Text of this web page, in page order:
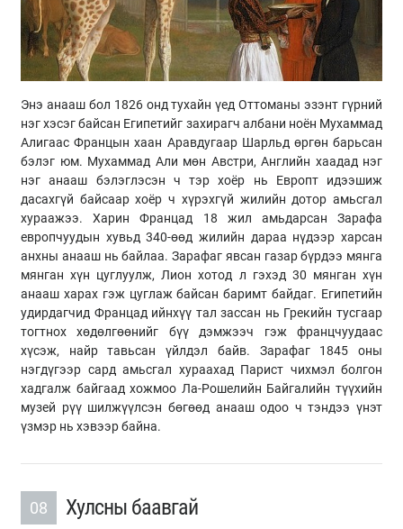
Энэ анааш бол 1826 онд тухайн үед Оттоманы эзэнт гүрний
нэг хэсэг байсан Египетийг захирагч албани ноён Мухаммад
Алигаас Францын хаан Аравдугаар Шарльд өргөн барьсан
бэлэг юм. Мухаммад Али мөн Австри, Английн хаадад нэг
нэг анааш бэлэглэсэн ч тэр хоёр нь Европт идээшиж
дасахгүй байсаар хоёр ч хүрэхгүй жилийн дотор амьсгал
хураажээ. Харин Францад 18 жил амьдарсан Зарафа
европчуудын хувьд 340-өөд жилийн дараа нүдээр харсан
анхны анааш нь байлаа. Зарафаг явсан газар бүрдээ мянга
мянган хүн цуглуулж, Лион хотод л гэхэд 30 мянган хүн
анааш харах гэж цуглаж байсан баримт байдаг. Египетийн
удирдагчид Францад ийнхүү тал зассан нь Грекийн тусгаар
тогтнох хөдөлгөөнийг бүү дэмжээч гэж францчуудаас
хүсэж, найр тавьсан үйлдэл байв. Зарафаг 1845 оны
нэгдүгээр сард амьсгал хураахад Парист чихмэл болгон
хадгалж байгаад хожмоо Ла-Рошелийн Байгалийн түүхийн
музей рүү шилжүүлсэн бөгөөд анааш одоо ч тэндээ үнэт
үзмэр нь хэвээр байна.
08 Хулсны баавгай